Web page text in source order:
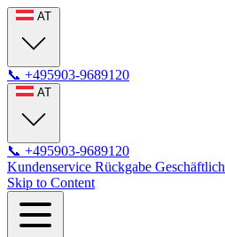
AT
📞 +495903-9689120
AT
📞 +495903-9689120
Kundenservice Rückgabe Geschäftlich
Skip to Content